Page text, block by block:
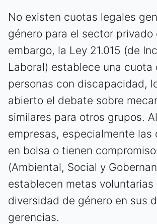
No existen cuotas legales
género para el sector privado
embargo, la Ley 21.015 (de
Laboral) establece una cuota
personas con discapacidad,
abierto el debate sobre
similares para otros grupos.
empresas, especialmente las
en bolsa o tienen
(Ambiental, Social y
establecen metas voluntarias
diversidad de género en sus
gerencias.